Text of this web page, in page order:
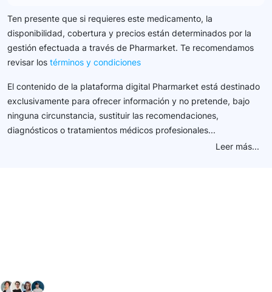
Ten presente que si requieres este medicamento, la
disponibilidad, cobertura y precios están determinados por la
gestión efectuada a través de Pharmarket. Te recomendamos
revisar los términos y condiciones
El contenido de la plataforma digital Pharmarket está destinado
exclusivamente para ofrecer información y no pretende, bajo
ninguna circunstancia, sustituir las recomendaciones,
diagnósticos o tratamientos médicos profesionales...
Leer más...